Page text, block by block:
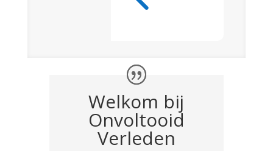
Welkom bij
Onvoltooid
Verleden